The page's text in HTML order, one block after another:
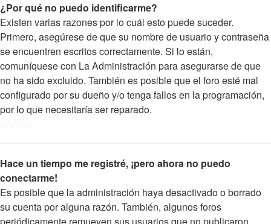
¿Por qué no puedo identificarme?
Existen varias razones por lo cuál esto puede suceder.
Primero, asegúrese de que su nombre de usuario y contraseña
se encuentren escritos correctamente. Si lo están,
comuníquese con La Administración para asegurarse de que
no ha sido excluido. También es posible que el foro esté mal
configurado por su dueño y/o tenga fallos en la programación,
por lo que necesitaría ser reparado.
Hace un tiempo me registré, ¡pero ahora no puedo
conectarme!
Es posible que la administración haya desactivado o borrado
su cuenta por alguna razón. También, algunos foros